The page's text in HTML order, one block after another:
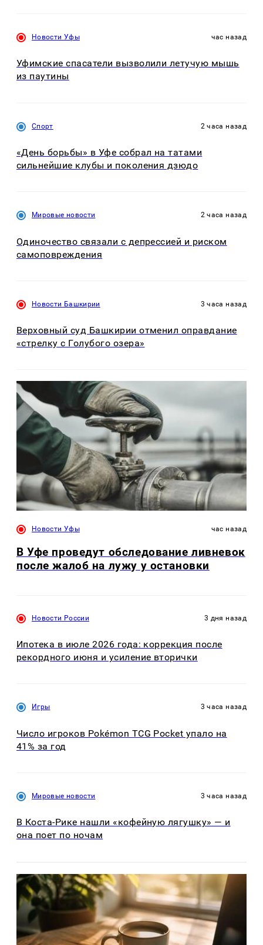
Новости Уфы час назад
Уфимские спасатели вызволили летучую мышь
из паутины
Спорт 2 часа назад
«День борьбы» в Уфе собрал на татами
сильнейшие клубы и поколения дзюдо
Мировые новости 2 часа назад
Одиночество связали с депрессией и риском
самоповреждения
Новости Башкирии 3 часа назад
Верховный суд Башкирии отменил оправдание
«стрелку с Голубого озера»
Новости Уфы час назад
В Уфе проведут обследование ливневок
после жалоб на лужу у остановки
Новости России 3 дня назад
Ипотека в июле 2026 года: коррекция после
рекордного июня и усиление вторички
Игры 3 часа назад
Число игроков Pokémon TCG Pocket упало на
41% за год
Мировые новости 3 часа назад
В Коста-Рике нашли «кофейную лягушку» — и
она поет по ночам